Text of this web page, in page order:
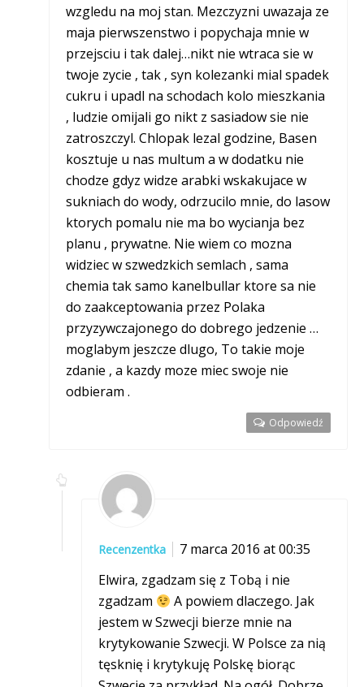
wzgledu na moj stan. Mezczyzni uwazaja ze
maja pierwszenstwo i popychaja mnie w
przejsciu i tak dalej…nikt nie wtraca sie w
twoje zycie , tak , syn kolezanki mial spadek
cukru i upadl na schodach kolo mieszkania
, ludzie omijali go nikt z sasiadow sie nie
zatroszczyl. Chlopak lezal godzine, Basen
kosztuje u nas multum a w dodatku nie
chodze gdyz widze arabki wskakujace w
sukniach do wody, odrzucilo mnie, do lasow
ktorych pomalu nie ma bo wycianja bez
planu , prywatne. Nie wiem co mozna
widziec w szwedzkich semlach , sama
chemia tak samo kanelbullar ktore sa nie
do zaakceptowania przez Polaka
przyzywczajonego do dobrego jedzenie …
moglabym jeszcze dlugo, To takie moje
zdanie , a kazdy moze miec swoje nie
odbieram .
Odpowiedź
Recenzentka
7 marca 2016 at 00:35
Elwira, zgadzam się z Tobą i nie
zgadzam
A powiem dlaczego. Jak
jestem w Szwecji bierze mnie na
krytykowanie Szwecji. W Polsce za nią
tęsknię i krytykuję Polskę biorąc